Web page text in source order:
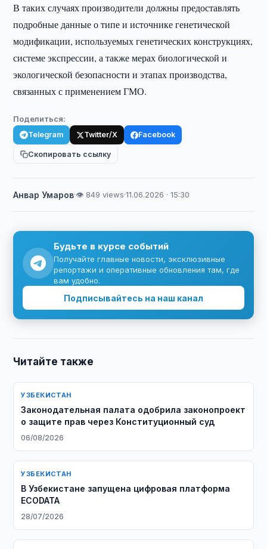
В таких случаях производители должны предоставлять
подробные данные о типе и источнике генетической
модификации, используемых генетических конструкциях,
системе экспрессии, а также мерах биологической и
экологической безопасности и этапах производства,
связанных с применением ГМО.
Поделиться:
Telegram Twitter/X Facebook
Скопировать ссылку
Анвар Умаров·👁 849 views·11.06.2026 · 15:30
Будьте в курсе событий
Получайте главные новости, эксклюзивные
репортажи и оперативные обновления там, где
вам удобно.
Подписывайтесь на наш канал
Читайте также
УЗБЕКИСТАН
Законодательная палата одобрила законопроект
о защите прав через Конституционный суд
06/08/2026
УЗБЕКИСТАН
В Узбекистане запущена цифровая платформа
ECODATA
28/07/2026